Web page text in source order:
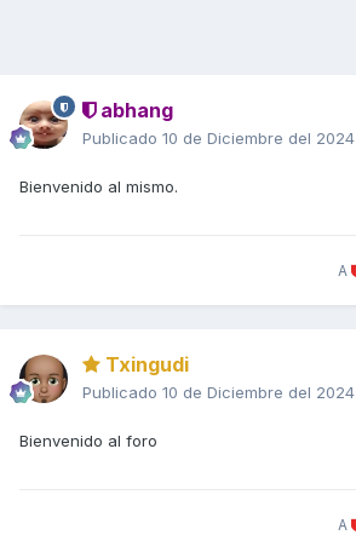
abhang
Publicado 10 de Diciembre del 2024
Bienvenido al mismo.
A
Txingudi
Publicado 10 de Diciembre del 2024
Bienvenido al foro
A